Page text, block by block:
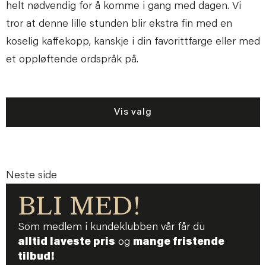
helt nødvendig for å komme i gang med dagen. Vi
tror at denne lille stunden blir ekstra fin med en
koselig kaffekopp, kanskje i din favorittfarge eller med
et oppløftende ordspråk på.
Vis valg
Neste side
BLI MED!
Som medlem i kundeklubben vår får du
alltid laveste pris og mange fristende
tilbud!